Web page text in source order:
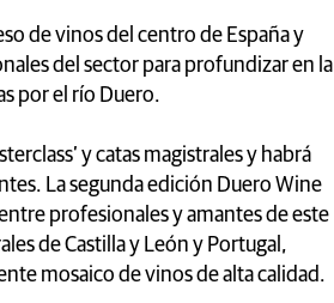
de vinos del centro de España y
del sector para profundizar en la
por el río Duero.
y catas magistrales y habrá
La segunda edición Duero Wine
profesionales y amantes de este
de Castilla y León y Portugal,
mosaico de vinos de alta calidad.